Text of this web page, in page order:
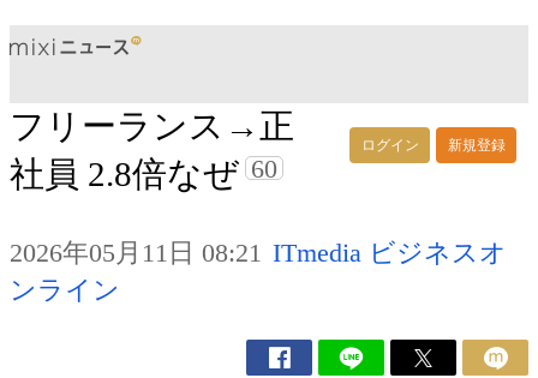
ログイン 新規登録
フリーランス→正
社員 2.8倍なぜ 60
2026年05月11日 08:21 ITmedia ビジネスオ
ンライン